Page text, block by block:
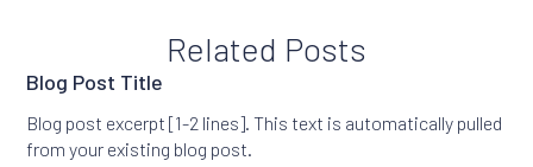
Related Posts
Blog Post Title
Blog post excerpt [1-2 lines]. This text is automatically pulled
from your existing blog post.